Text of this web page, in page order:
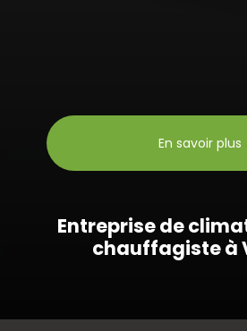
En savoir plus
Entreprise de
chauffagiste à